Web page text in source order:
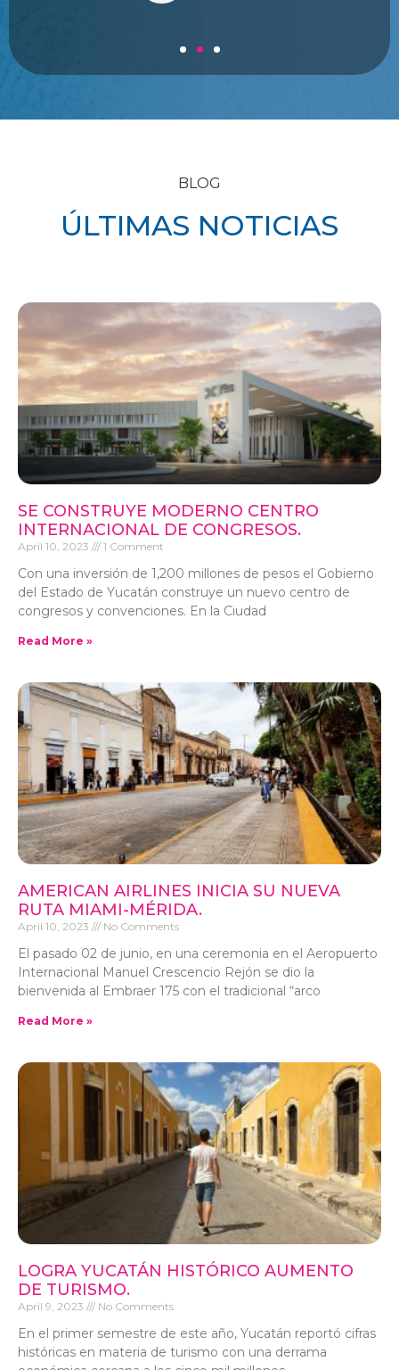
BLOG
ÚLTIMAS NOTICIAS
SE CONSTRUYE MODERNO CENTRO
INTERNACIONAL DE CONGRESOS.
April 10, 2023 1 Comment
Con una inversión de 1,200 millones de pesos el Gobierno
del Estado de Yucatán construye un nuevo centro de
congresos y convenciones. En la Ciudad
Read More »
AMERICAN AIRLINES INICIA SU NUEVA
RUTA MIAMI-MÉRIDA.
April 10, 2023 No Comments
El pasado 02 de junio, en una ceremonia en el Aeropuerto
Internacional Manuel Crescencio Rejón se dio la
bienvenida al Embraer 175 con el tradicional “arco
Read More »
LOGRA YUCATÁN HISTÓRICO AUMENTO
DE TURISMO.
April 9, 2023 No Comments
En el primer semestre de este año, Yucatán reportó cifras
históricas en materia de turismo con una derrama